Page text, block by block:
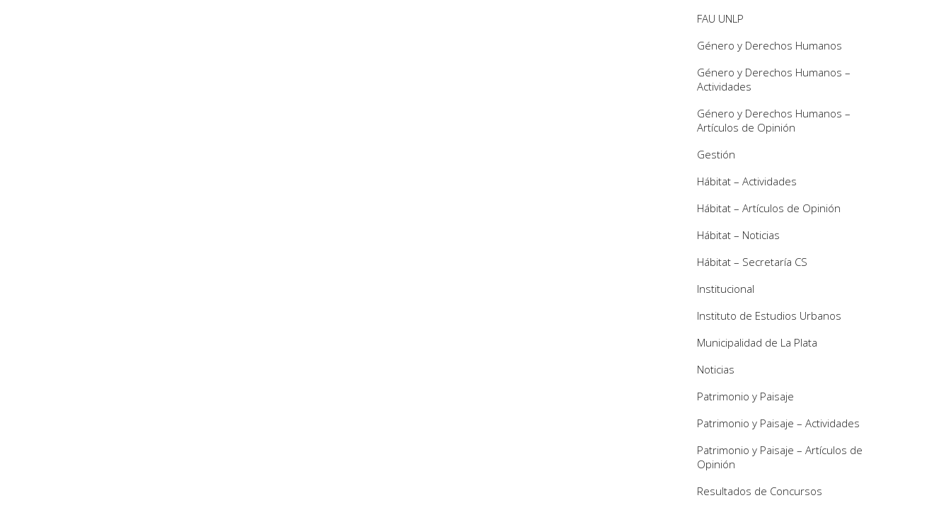
FAU UNLP
Género y Derechos Humanos
Género y Derechos Humanos –
Actividades
Género y Derechos Humanos –
Artículos de Opinión
Gestión
Hábitat – Actividades
Hábitat – Artículos de Opinión
Hábitat – Noticias
Hábitat – Secretaría CS
Institucional
Instituto de Estudios Urbanos
Municipalidad de La Plata
Noticias
Patrimonio y Paisaje
Patrimonio y Paisaje – Actividades
Patrimonio y Paisaje – Artículos de
Opinión
Resultados de Concursos